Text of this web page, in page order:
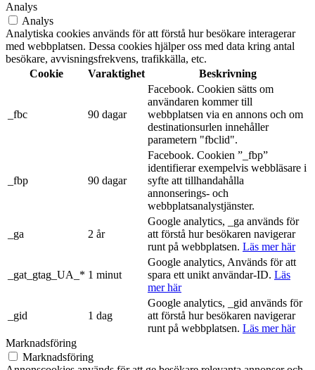
Analys
Analys
Analytiska cookies används för att förstå hur besökare interagerar
med webbplatsen. Dessa cookies hjälper oss med data kring antal
besökare, avvisningsfrekvens, trafikkälla, etc.
Cookie
Varaktighet Beskrivning
_fbc 90 dagar
Facebook. Cookien sätts om
användaren kommer till
webbplatsen via en annons och om
destinationsurlen innehåller
parametern "fbclid".
_fbp 90 dagar
Facebook. Cookien ”_fbp”
identifierar exempelvis webbläsare i
syfte att tillhandahålla
annonserings- och
webbplatsanalystjänster.
_ga 2 år
Google analytics, _ga används för
att förstå hur besökaren navigerar
runt på webbplatsen. Läs mer här
_gat_gtag_UA_* 1 minut
Google analytics, Används för att
spara ett unikt användar-ID. Läs
mer här
_gid 1 dag
Google analytics, _gid används för
att förstå hur besökaren navigerar
runt på webbplatsen. Läs mer här
Marknadsföring
Marknadsföring